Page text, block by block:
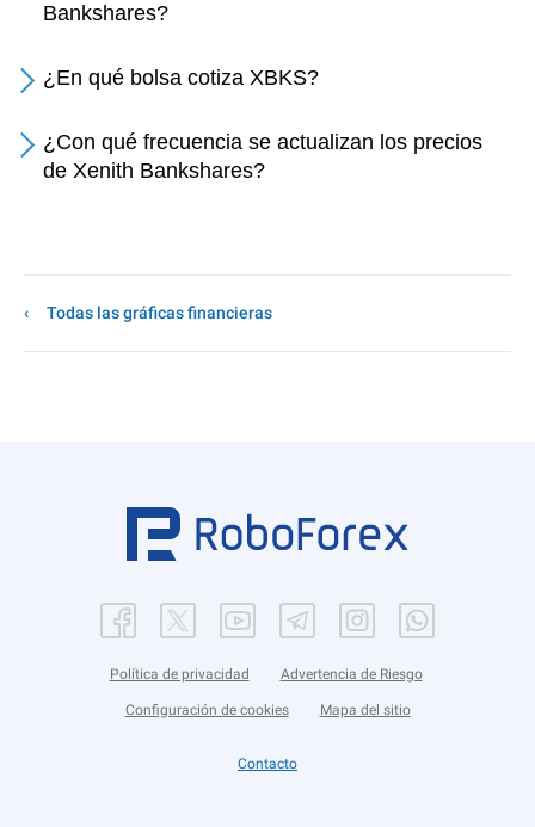
Bankshares?
¿En qué bolsa cotiza XBKS?
¿Con qué frecuencia se actualizan los precios
de Xenith Bankshares?
Todas las gráficas financieras
Política de privacidad Advertencia de Riesgo
Configuración de cookies Mapa del sitio
Contacto